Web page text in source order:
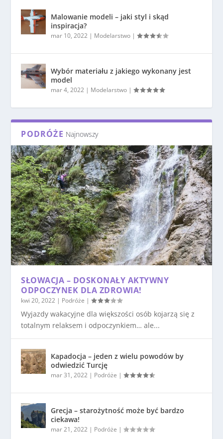
Malowanie modeli – jaki styl i skąd
inspiracja?
mar 10, 2022 | Modelarstwo |
Wybór materiału z jakiego wykonany jest
model
mar 4, 2022 | Modelarstwo |
PODRÓŻE Najnowszy
SŁOWACJA – DOSKONAŁY AKTYWNY
ODPOCZYNEK DLA ZDROWIA!
kwi 20, 2022 | Podróże |
Wyjazdy wakacyjne dla większości osób kojarzą się z
totalnym relaksem i odpoczynkiem… ale...
Kapadocja – jeden z wielu powodów by
odwiedzić Turcję
mar 31, 2022 | Podróże |
Grecja – starożytność może być bardzo
ciekawa!
mar 21, 2022 | Podróże |